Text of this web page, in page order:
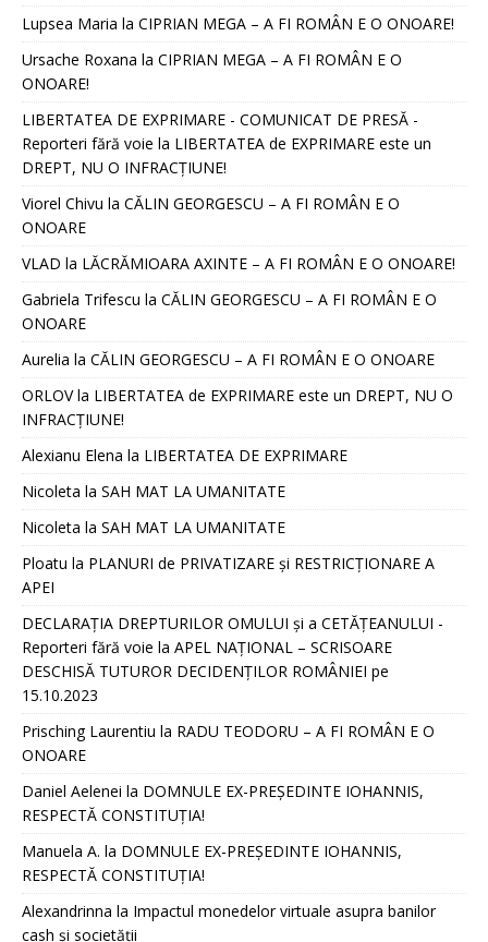
Lupsea Maria la CIPRIAN MEGA – A FI ROMÂN E O ONOARE!
Ursache Roxana la CIPRIAN MEGA – A FI ROMÂN E O
ONOARE!
LIBERTATEA DE EXPRIMARE - COMUNICAT DE PRESĂ -
Reporteri fără voie la LIBERTATEA de EXPRIMARE este un
DREPT, NU O INFRACȚIUNE!
Viorel Chivu la CĂLIN GEORGESCU – A FI ROMÂN E O
ONOARE
VLAD la LĂCRĂMIOARA AXINTE – A FI ROMÂN E O ONOARE!
Gabriela Trifescu la CĂLIN GEORGESCU – A FI ROMÂN E O
ONOARE
Aurelia la CĂLIN GEORGESCU – A FI ROMÂN E O ONOARE
ORLOVla LIBERTATEA de EXPRIMARE este un DREPT, NU O
INFRACȚIUNE!
Alexianu Elena la LIBERTATEA DE EXPRIMARE
Nicoleta la SAH MAT LA UMANITATE
Nicoleta la SAH MAT LA UMANITATE
Ploatu la PLANURI de PRIVATIZARE și RESTRICȚIONARE A
APEI
DECLARAȚIA DREPTURILOR OMULUI și a CETĂȚEANULUI -
Reporteri fără voie la APEL NAȚIONAL – SCRISOARE
DESCHISĂ TUTUROR DECIDENȚILOR ROMÂNIEI pe
15.10.2023
Prisching Laurentiu la RADU TEODORU – A FI ROMÂN E O
ONOARE
Daniel Aelenei la DOMNULE EX-PREȘEDINTE IOHANNIS,
RESPECTĂ CONSTITUȚIA!
Manuela A. la DOMNULE EX-PREȘEDINTE IOHANNIS,
RESPECTĂ CONSTITUȚIA!
Alexandrinna la Impactul monedelor virtuale asupra banilor
cash și societății